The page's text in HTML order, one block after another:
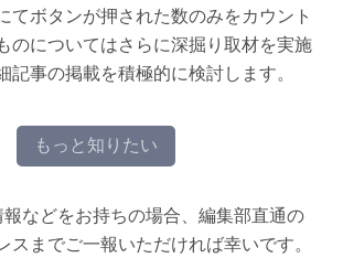
てボタンが押された数のみをカウント
のについてはさらに深掘り取材を実施
記事の掲載を積極的に検討します。
もっと知りたい
などをお持ちの場合、編集部直通の
スまでご一報いただければ幸いです。